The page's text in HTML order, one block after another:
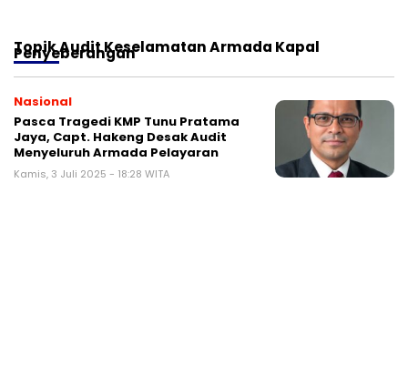
TopikAudit Keselamatan Armada Kapal
Penyeberangan
Nasional
Pasca Tragedi KMP Tunu Pratama
Jaya, Capt. Hakeng Desak Audit
Menyeluruh Armada Pelayaran
Kamis, 3 Juli 2025 - 18:28 WITA